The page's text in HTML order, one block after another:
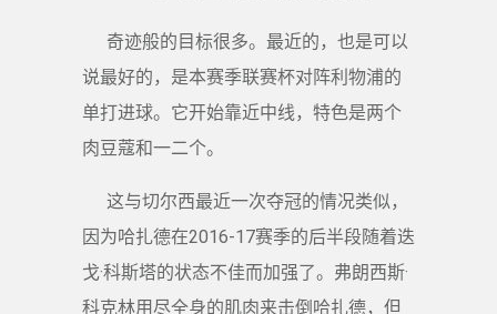
奇迹般的目标很多。最近的，也是可以
说最好的，是本赛季联赛杯对阵利物浦的
单打进球。它开始靠近中线，特色是两个
肉豆蔻和一二个。
这与切尔西最近一次夺冠的情况类似，
因为哈扎德在2016-17赛季的后半段随着迭
戈·科斯塔的状态不佳而加强了。弗朗西斯·
科克林用尽全身的肌肉来击倒哈扎德，但